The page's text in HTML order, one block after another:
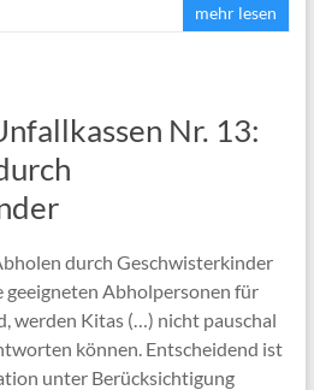
mehr lesen
Nr. 13:
durch Geschwisterkinder
geeigneten Abholpersonen für
werden Kitas (…) nicht pauschal
können. Entscheidend ist
unter Berücksichtigung